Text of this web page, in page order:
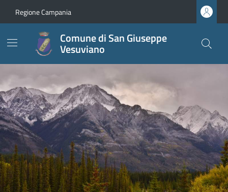
Regione Campania
Comune di San Giuseppe
Vesuviano